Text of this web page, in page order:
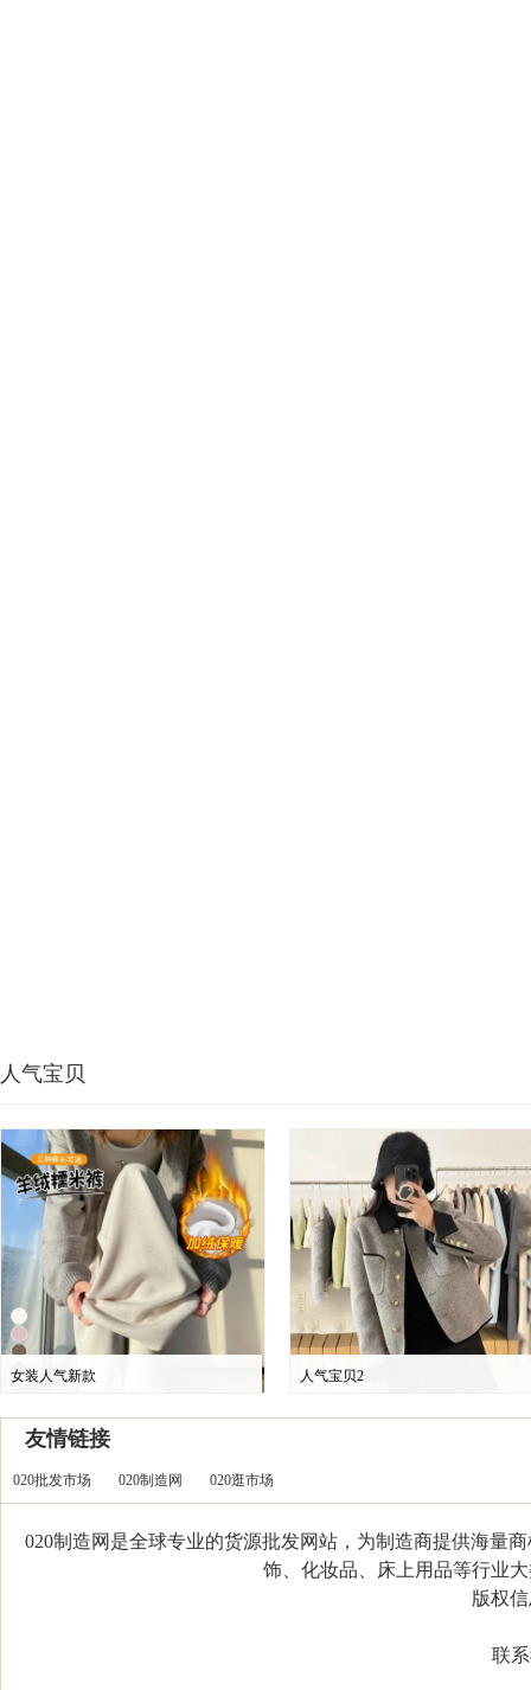
人气宝贝
女装人气新款 人气宝贝2
友情链接
020批发市场 020制造网 020逛市场
020制造网是全球专业的货源批发网站，为制造商提供海量
饰、化妆品、床上用品等行业
版权信
联